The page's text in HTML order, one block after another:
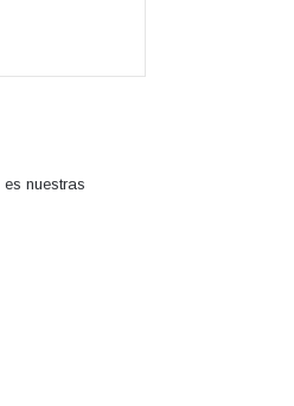
nuestras